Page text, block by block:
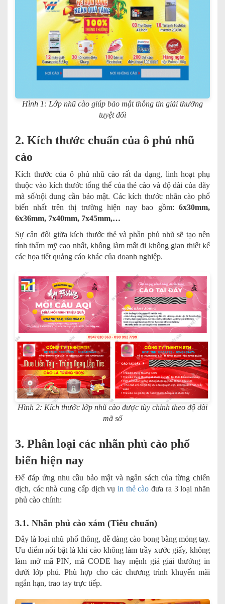
Hình 1: Lớp nhũ cào giúp bảo mật thông tin giải thưởng
tuyệt đối
2. Kích thước chuẩn của ô phủ nhũ
cào
Kích thước của ô phủ nhũ cào rất đa dạng, linh hoạt phụ
thuộc vào kích thước tổng thể của thẻ cào và độ dài của dãy
mã số/nội dung cần bảo mật. Các kích thước nhãn cào phổ
biến nhất trên thị trường hiện nay bao gồm: 6x30mm,
6x36mm, 7x40mm, 7x45mm,…
Sự cân đối giữa kích thước thẻ và phần phủ nhũ sẽ tạo nên
tính thẩm mỹ cao nhất, không làm mất đi không gian thiết kế
các họa tiết quảng cáo khác của doanh nghiệp.
Hình 2: Kích thước lớp nhũ cào được tùy chỉnh theo độ dài
mã số
3. Phân loại các nhãn phủ cào phổ
biến hiện nay
Để đáp ứng nhu cầu bảo mật và ngân sách của từng chiến
dịch, các nhà cung cấp dịch vụ in thẻ cào đưa ra 3 loại nhãn
phủ cào chính:
3.1. Nhãn phủ cào xám (Tiêu chuẩn)
Đây là loại nhũ phổ thông, dễ dàng cào bong bằng móng tay.
Ưu điểm nổi bật là khi cào không làm trầy xước giấy, không
làm mờ mã PIN, mã CODE hay mệnh giá giải thưởng in
dưới lớp phủ. Phù hợp cho các chương trình khuyến mãi
ngắn hạn, trao tay trực tiếp.